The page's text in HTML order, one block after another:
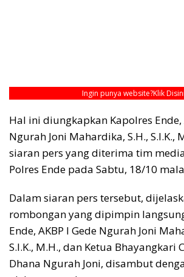
Ingin punya website?Klik
Hal ini diungkapkan Kapolres Ende,
Ngurah Joni Mahardika, S.H., S.I.K.,
siaran pers yang diterima tim
Polres Ende pada Sabtu, 18/10
Dalam siaran pers tersebut,
rombongan yang dipimpin
Ende, AKBP I Gede Ngurah Joni
S.I.K., M.H., dan Ketua Bhayangkari
Dhana Ngurah Joni, disambut